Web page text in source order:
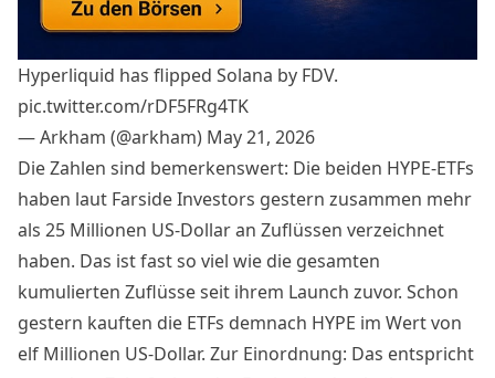
Hyperliquid has flipped Solana by FDV.
pic.twitter.com/rDF5FRg4TK
— Arkham (@arkham) May 21, 2026
Die Zahlen sind bemerkenswert: Die beiden HYPE-ETFs
haben laut Farside Investors gestern zusammen mehr
als 25 Millionen US-Dollar an Zuflüssen verzeichnet
haben. Das ist fast so viel wie die gesamten
kumulierten Zuflüsse seit ihrem Launch zuvor. Schon
gestern kauften die ETFs demnach HYPE im Wert von
elf Millionen US-Dollar. Zur Einordnung: Das entspricht